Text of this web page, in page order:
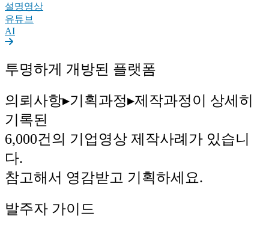
설명영상
유튜브
AI
투명하게 개방된 플랫폼
의뢰사항▸기획과정▸제작과정이 상세히
기록된
6,000건의 기업영상 제작사례가 있습니
다.
참고해서 영감받고 기획하세요.
발주자 가이드